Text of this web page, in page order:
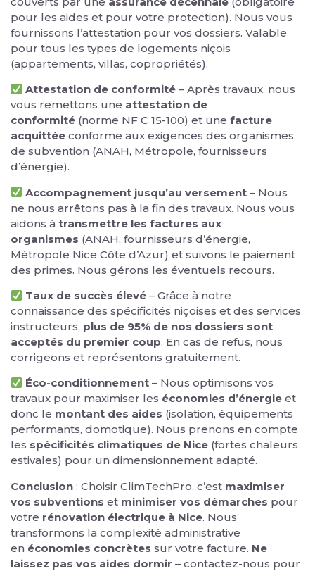
pour les aides et pour votre protection). Nous vous
fournissons l’attestation pour vos dossiers. Valable
pour tous les types de logements niçois
(appartements, villas, copropriétés).
Attestation de conformité – Après travaux, nous
vous remettons une attestation de
conformité (norme NF C 15-100) et une facture
acquittée conforme aux exigences des organismes
de subvention (ANAH, Métropole, fournisseurs
d’énergie).
Accompagnement jusqu’au versement – Nous
ne nous arrêtons pas à la fin des travaux. Nous vous
aidons à transmettre les factures aux
organismes (ANAH, fournisseurs d’énergie,
Métropole Nice Côte d’Azur) et suivons le paiement
des primes. Nous gérons les éventuels recours.
Taux de succès élevé – Grâce à notre
connaissance des spécificités niçoises et des services
instructeurs, plus de 95% de nos dossiers sont
acceptés du premier coup. En cas de refus, nous
corrigeons et représentons gratuitement.
Éco-conditionnement – Nous optimisons vos
travaux pour maximiser les économies d’énergie et
donc le montant des aides (isolation, équipements
performants, domotique). Nous prenons en compte
les spécificités climatiques de Nice (fortes chaleurs
estivales) pour un dimensionnement adapté.
Conclusion : Choisir ClimTechPro, c’est maximiser
vos subventions et minimiser vos démarches pour
votre rénovation électrique à Nice. Nous
transformons la complexité administrative
en économies concrètes sur votre facture. Ne
laissez pas vos aides dormir – contactez-nous pour